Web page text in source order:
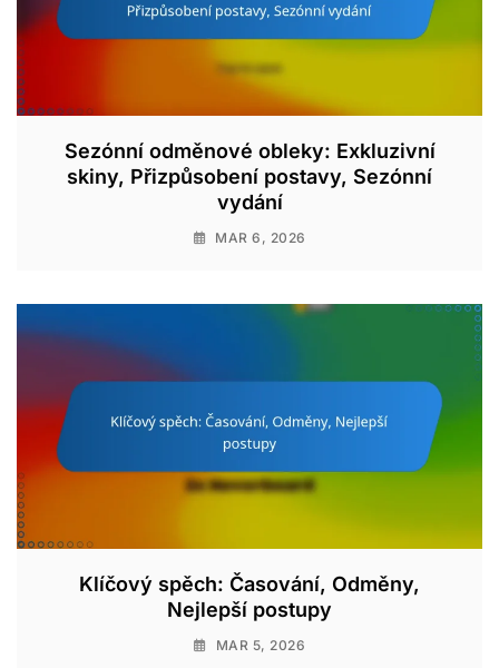
Sezónní odměnové obleky: Exkluzivní
skiny, Přizpůsobení postavy, Sezónní
vydání
MAR 6, 2026
Klíčový spěch: Časování, Odměny,
Nejlepší postupy
MAR 5, 2026